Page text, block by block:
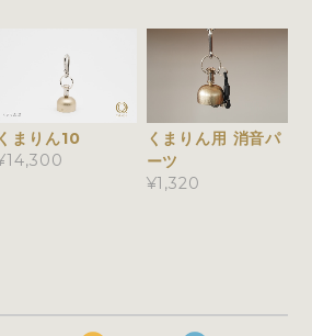
くまりん10
くまりん用 消音パ
ーツ
¥1,320